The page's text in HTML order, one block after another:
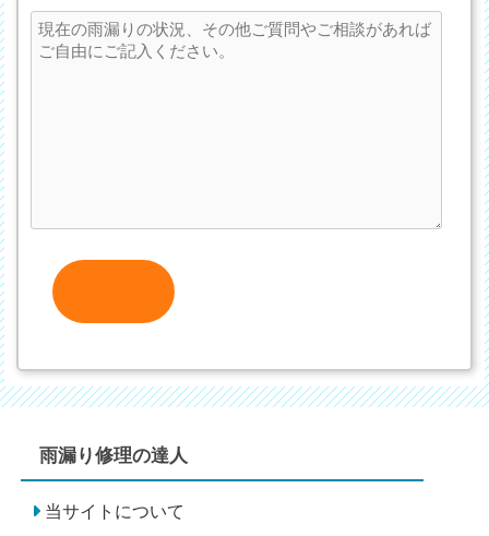
雨漏り修理の達人
当サイトについて